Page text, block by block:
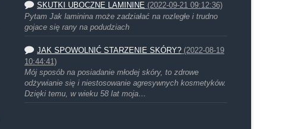
SKUTKI UBOCZNE LAMININE (2022-09-21 09:12:36)
Pytam Jak laminina może zadziałać na rozległe i trudno
gojace się rany na podudziach
JAK SPOWOLNIĆ STARZENIE SKÓRY? (2022-08-19
10:44:41)
Mój sposób na posiadanie młodej skóry, to zdrowe
odżywianie się i niestosowanie agresywnych kosmetyków.
Dzięki temu, w wieku 58 lat moja…